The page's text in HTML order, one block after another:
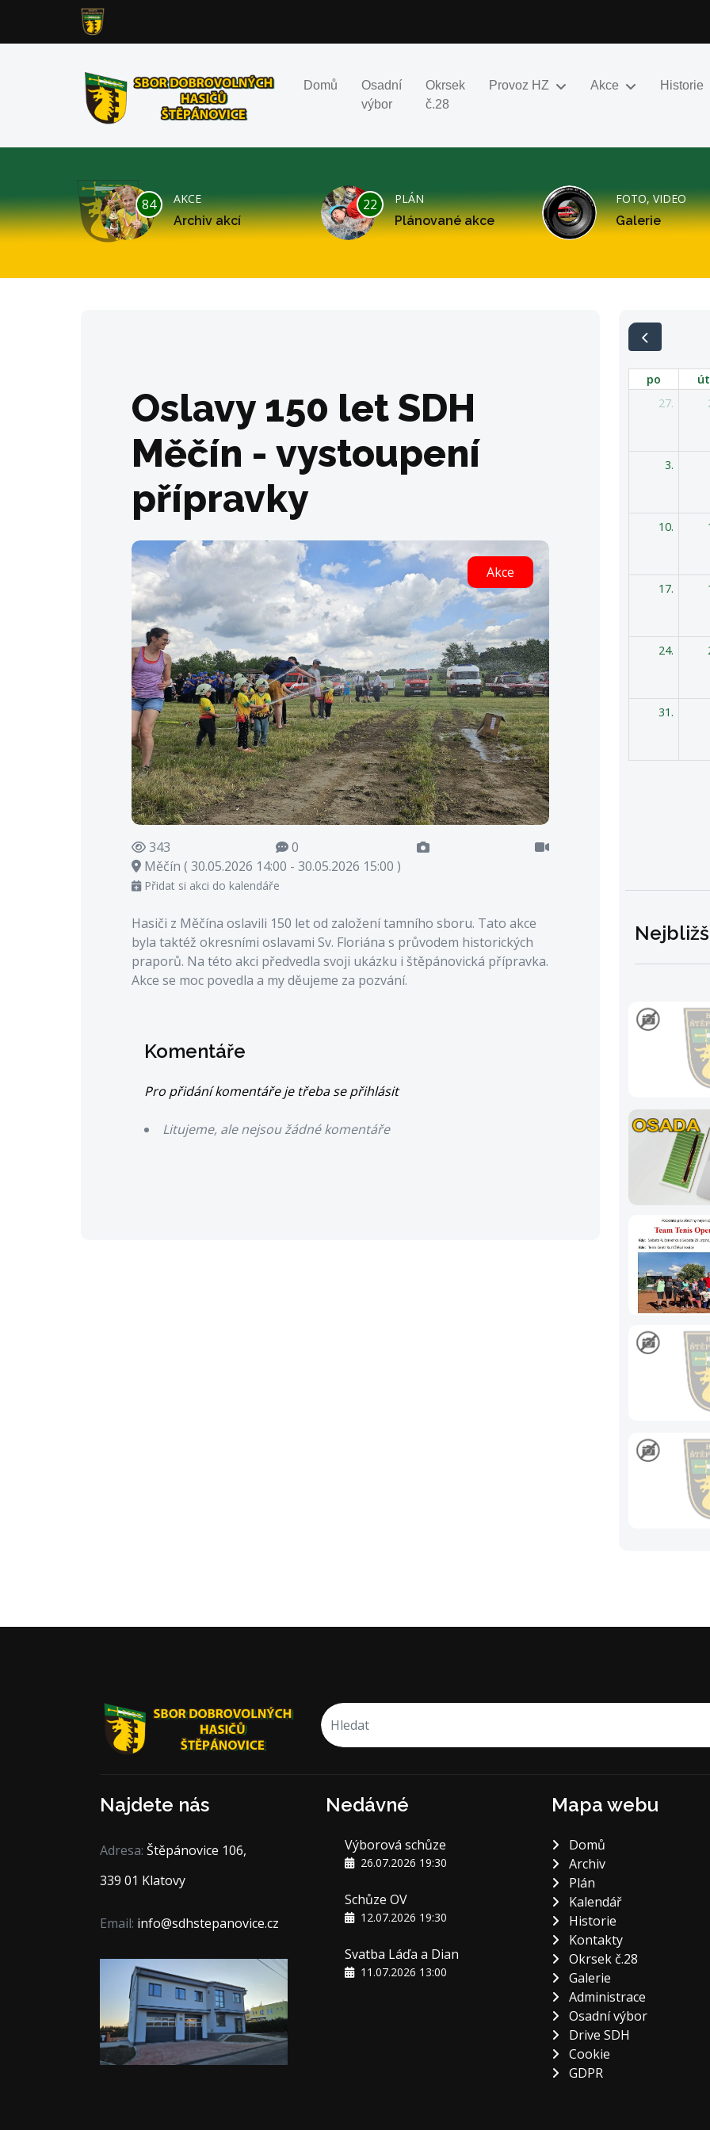
Domů
Osadní
výbor
Okrsek
č.28
Provoz HZ Akce Historie
84
AKCE
Archiv akcí
22
PLÁN
Plánované akce
FOTO, VIDEO
Galerie
Oslavy 150 let SDH
Měčín - vystoupení
přípravky
Akce
343
0
Měčín ( 30.05.2026 14:00 - 30.05.2026 15:00 )
Přidat si akci do kalendáře
Hasiči z Měčína oslavili 150 let od založení tamního sboru. Tato akce
byla taktéž okresními oslavami Sv. Floriána s průvodem historických
praporů. Na této akci předvedla svoji ukázku i štěpánovická přípravka.
Akce se moc povedla a my děujeme za pozvání.
Komentáře
Pro přidání komentáře je třeba se přihlásit
Litujeme, ale nejsou žádné komentáře
po út
27.
3.
10.
17.
24.
31.
Najdete nás
Adresa: Štěpánovice 106,
339 01 Klatovy
Email: info@sdhstepanovice.cz
Nedávné
Výborová schůze
26.07.2026 19:30
Schůze OV
12.07.2026 19:30
Svatba Láďa a Dian
11.07.2026 13:00
Mapa webu
Domů
Archiv
Plán
Kalendář
Historie
Kontakty
Okrsek č.28
Galerie
Administrace
Osadní výbor
Drive SDH
Cookie
GDPR